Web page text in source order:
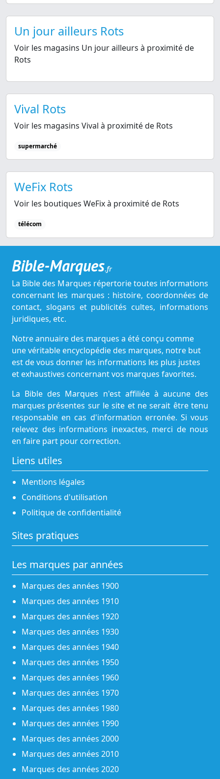
Un jour ailleurs Rots
Voir les magasins Un jour ailleurs à proximité de
Rots
Vival Rots
Voir les magasins Vival à proximité de Rots
supermarché
WeFix Rots
Voir les boutiques WeFix à proximité de Rots
télécom
Bible-Marques.fr
La Bible des Marques répertorie toutes informations
concernant les marques : histoire, coordonnées de
contact, slogans et publicités cultes, informations
juridiques, etc.
Notre annuaire des marques a été conçu comme
une véritable encyclopédie des marques, notre but
est de vous donner les informations les plus justes
et exhaustives concernant vos marques favorites.
La Bible des Marques n'est affiliée à aucune des
marques présentes sur le site et ne serait être tenu
responsable en cas d'information erronée. Si vous
relevez des informations inexactes, merci de nous
en faire part pour correction.
Liens utiles
Mentions légales
Conditions d'utilisation
Politique de confidentialité
Sites pratiques
Les marques par années
Marques des années 1900
Marques des années 1910
Marques des années 1920
Marques des années 1930
Marques des années 1940
Marques des années 1950
Marques des années 1960
Marques des années 1970
Marques des années 1980
Marques des années 1990
Marques des années 2000
Marques des années 2010
Marques des années 2020